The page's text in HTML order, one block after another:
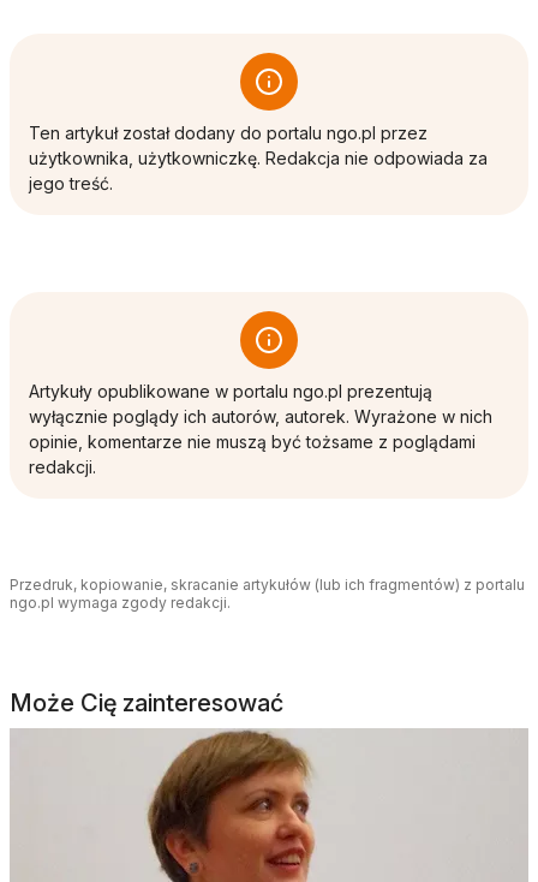
Ten artykuł został dodany do portalu ngo.pl przez
użytkownika, użytkowniczkę. Redakcja nie odpowiada za
jego treść.
Artykuły opublikowane w portalu ngo.pl prezentują
wyłącznie poglądy ich autorów, autorek. Wyrażone w nich
opinie, komentarze nie muszą być tożsame z poglądami
redakcji.
Przedruk, kopiowanie, skracanie artykułów (lub ich fragmentów) z portalu
ngo.pl wymaga zgody redakcji.
Może Cię zainteresować